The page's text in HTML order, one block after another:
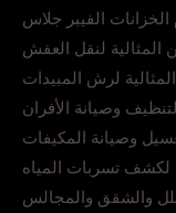
الفيبر جلاس
المثالية لنقل العفش
لرش المبيدات
وصيانة الأفران
وصيانة المكيفات
لكشف تسربات المياه
والشقق والمجالس